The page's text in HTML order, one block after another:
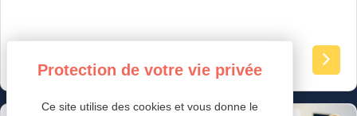
Ce site utilise des cookies et vous donne le